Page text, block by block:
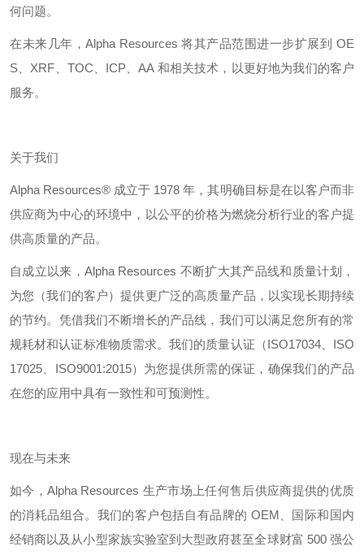
何问题。
在未来几年，Alpha Resources将其产品范围进一步扩展到OE
S
XRF TOC ICP 、AA 和相关技术，以更好地为我们的客户
服务。
关于我们
Alpha Resources® 成立于 1978年，其明确目标是在以客户而非
供应商为中心的环境中，以公平的价格为燃烧分析行业的客户提
供高质量的产品。
自成立以来， Alpha Resources 不断扩大其产品线和质量计划，
为您（我们的客户）提供更广泛的高质量产品，以实现长期持续
的节约。凭借我们不断增长的产品线，我们可以满足您所有的常
规耗材和认证标准物质需求。我们的质量认证（ISO17034、 ISO
17025
ISO9001:2015）为您提供所需的保证，确保我们的产品
在您的应用中具有一致性和可预测性。
现在与未来
如今， Alpha Resources 生产市场上任何售后供应商提供的优质
的消耗品组合。我们的客户包括自有品牌的 OEM 、国际和国内
经销商以及从小型家族实验室到大型政府甚至全球财富 500 强公